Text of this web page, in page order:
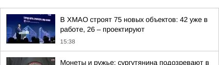
В ХМАО строят 75 новых объектов: 42 уже в
работе, 26 – проектируют
15:38
Монеты и ружье: сургутянина подозревают в